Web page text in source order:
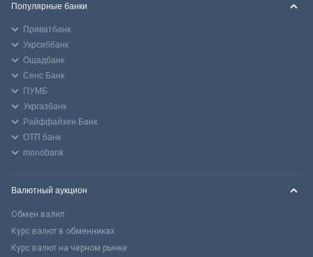
Популярные банки
Приватбанк
Укрсиббанк
Ощадбанк
Сенс Банк
ПУМБ
Укргазбанк
Райффайзен Банк
ОТП банк
monobank
Валютный аукцион
Обмен валют
Курс валют в обменниках
Курс валют на черном рынке